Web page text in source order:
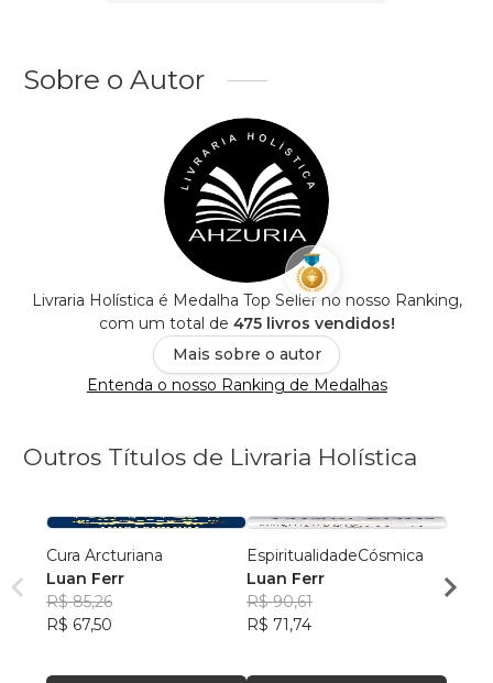
Sobre o Autor
Livraria Holística é Medalha Top Seller no nosso Ranking,
com um total de 475 livros vendidos!
Mais sobre o autor
Entenda o nosso Ranking de Medalhas
Outros Títulos de Livraria Holística
Cura Arcturiana
Luan Ferr
R$ 85,26
R$ 67,50
EspiritualidadeCósmica
Luan Ferr
R$ 90,61
R$ 71,74
Luan
R$